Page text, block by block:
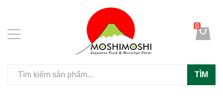
TÌM
0